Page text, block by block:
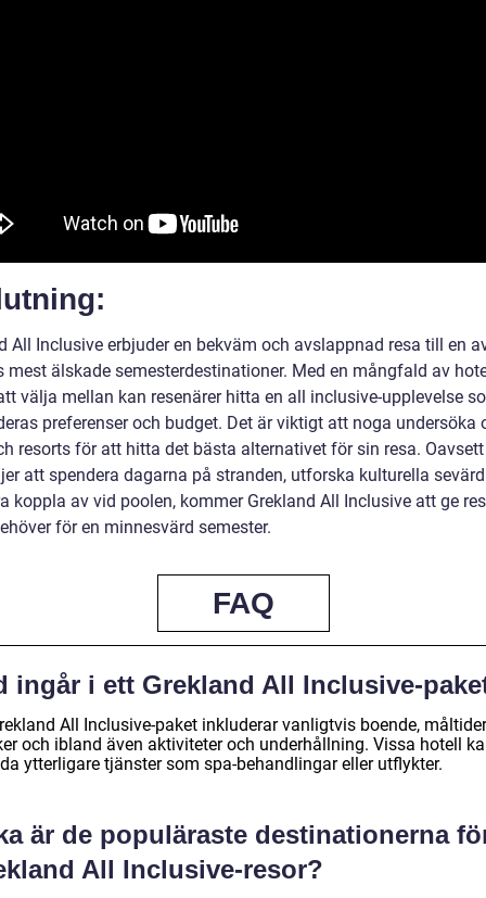
All Inclusive erbjuder en bekväm och avslappnad resa till en
mest älskade semesterdestinationer. Med en mångfald av
välja mellan kan resenärer hitta en all inclusive-upplevelse
preferenser och budget. Det är viktigt att noga undersöka
resorts för att hitta det bästa alternativet för sin resa.
att spendera dagarna på stranden, utforska kulturella
koppla av vid poolen, kommer Grekland All Inclusive att ge
för en minnesvärd semester.
FAQ
ingår i ett Grekland All Inclusive-
All Inclusive-paket inkluderar vanligtvis boende,
och ibland även aktiviteter och underhållning. Vissa hotell
ytterligare tjänster som spa-behandlingar eller utflykter.
är de populäraste destinationerna
All Inclusive-resor?